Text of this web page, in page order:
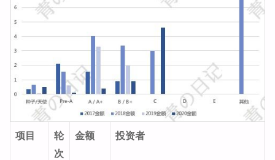
项目
轮
次
金额 投资者